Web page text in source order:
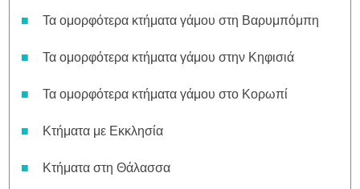
Τα ομορφότερα κτήματα γάμου στη Βαρυμπόμπη
Τα ομορφότερα κτήματα γάμου στην Κηφισιά
Τα ομορφότερα κτήματα γάμου στο Κορωπί
Κτήματα με Εκκλησία
Κτήματα στη Θάλασσα